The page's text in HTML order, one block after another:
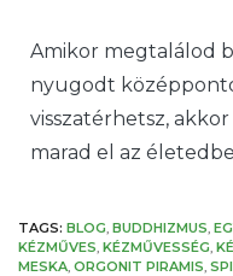
Amikor megtalálod
nyugodt
visszatérhetsz,
marad el az
TAGS: BLOG BUDDHIZMUS
KÉZMŰVES KÉZMŰVESSÉG
MESKA ORGONIT PIRAMIS